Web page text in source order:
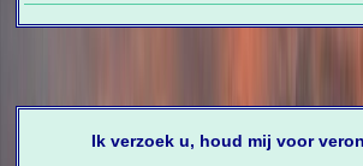
Ik verzoek u, houd mij voor